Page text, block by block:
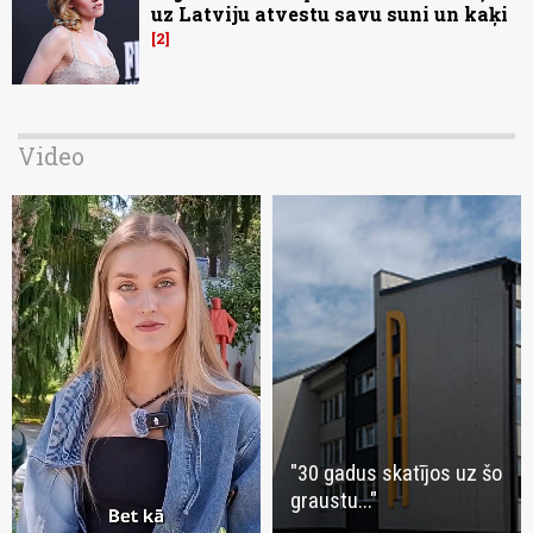
uz Latviju atvestu savu suni un kaķi
2
Video
"30 gadus skatījos uz šo
graustu..."